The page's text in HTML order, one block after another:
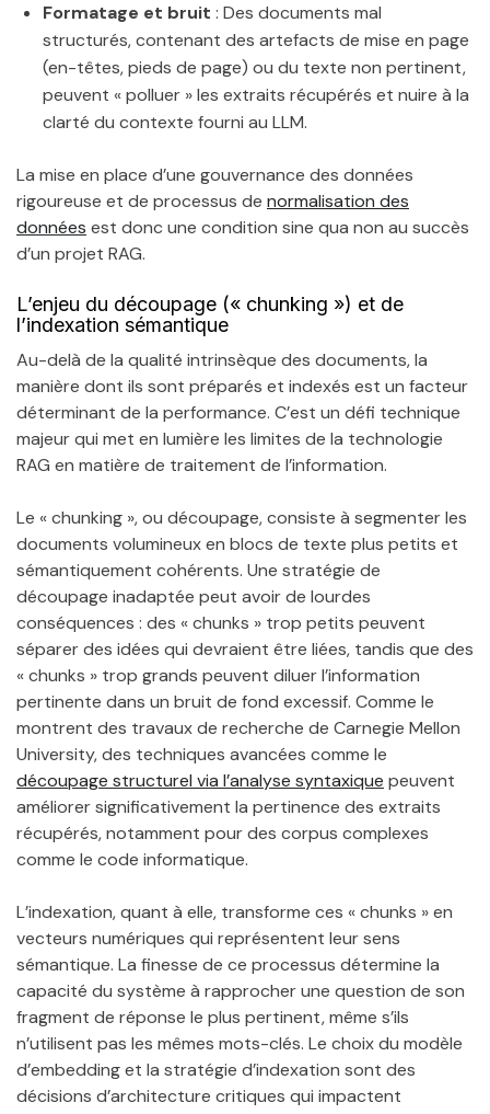
Formatage et bruit : Des documents mal
structurés, contenant des artefacts de mise en page
(en-têtes, pieds de page) ou du texte non pertinent,
peuvent « polluer » les extraits récupérés et nuire à la
clarté du contexte fourni au LLM.
La mise en place d’une gouvernance des données
rigoureuse et de processus de normalisation des
données est donc une condition sine qua non au succès
d’un projet RAG.
L’enjeu du découpage (« chunking ») et de
l’indexation sémantique
Au-delà de la qualité intrinsèque des documents, la
manière dont ils sont préparés et indexés est un facteur
déterminant de la performance. C’est un défi technique
majeur qui met en lumière les limites de la technologie
RAG en matière de traitement de l’information.
Le « chunking », ou découpage, consiste à segmenter les
documents volumineux en blocs de texte plus petits et
sémantiquement cohérents. Une stratégie de
découpage inadaptée peut avoir de lourdes
conséquences : des « chunks » trop petits peuvent
séparer des idées qui devraient être liées, tandis que des
« chunks » trop grands peuvent diluer l’information
pertinente dans un bruit de fond excessif. Comme le
montrent des travaux de recherche de Carnegie Mellon
University, des techniques avancées comme le
découpage structurel via l’analyse syntaxique peuvent
améliorer significativement la pertinence des extraits
récupérés, notamment pour des corpus complexes
comme le code informatique.
L’indexation, quant à elle, transforme ces « chunks » en
vecteurs numériques qui représentent leur sens
sémantique. La finesse de ce processus détermine la
capacité du système à rapprocher une question de son
fragment de réponse le plus pertinent, même s’ils
n’utilisent pas les mêmes mots-clés. Le choix du modèle
d’embedding et la stratégie d’indexation sont des
décisions d’architecture critiques qui impactent